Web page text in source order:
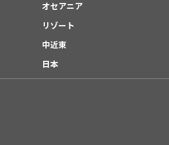
オセアニア
リゾート
中近東
日本